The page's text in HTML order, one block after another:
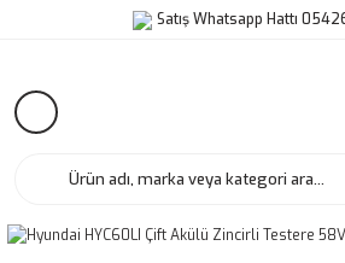
Satış Whatsapp Hattı